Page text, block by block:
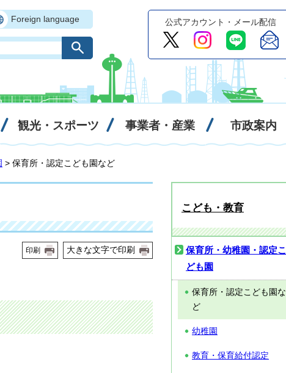
Foreign language 公式アカウント・メール配信
観光・スポーツ 事業者・産業 市政案内
> 保育所・認定こども園など
印刷 大きな文字で印刷
こども・教育
保育所・幼稚園・認定こ
ども園
保育所・認定こども園な
ど
幼稚園
教育・保育給付認定